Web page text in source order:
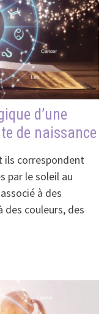
d’une
de naissance
ils correspondent
par le soleil au
à des
des couleurs, des